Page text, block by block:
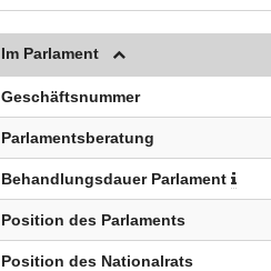
Im Parlament
Geschäftsnummer
Parlamentsberatung
Behandlungsdauer Parlament
Position des Parlaments
Position des Nationalrats